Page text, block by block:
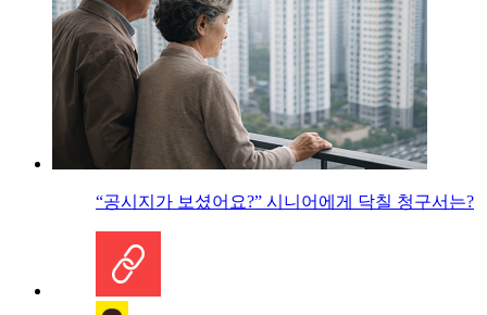
“공시지가 보셨어요?” 시니어에게 닥칠 청구서는?